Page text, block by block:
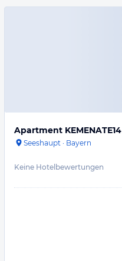
Apartment KEMENATE14
Seeshaupt · Bayern
Keine Hotelbewertungen